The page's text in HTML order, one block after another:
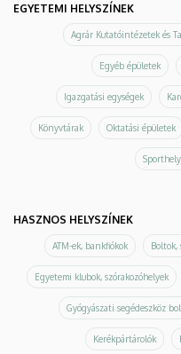
EGYETEMI HELYSZÍNEK
Agrár Kutatóintézetek és
Egyéb épületek
Igazgatási egységek
Könyvtárak Oktatási épületek
HASZNOS HELYSZÍNEK
ATM-ek, bankfiókok Boltok,
Egyetemi klubok, szórakozóhelyek
Gyógyászati segédeszköz
Kerékpártárolók